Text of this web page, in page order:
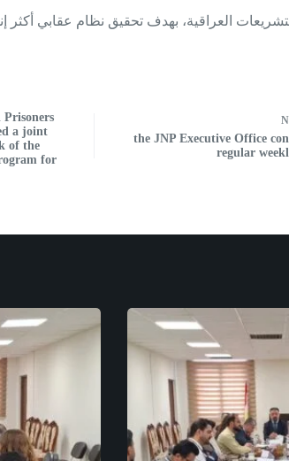
العراقية، بهدف تحقيق نظام عقابي
a joint
of the
for
the JNP Executive Office
regular